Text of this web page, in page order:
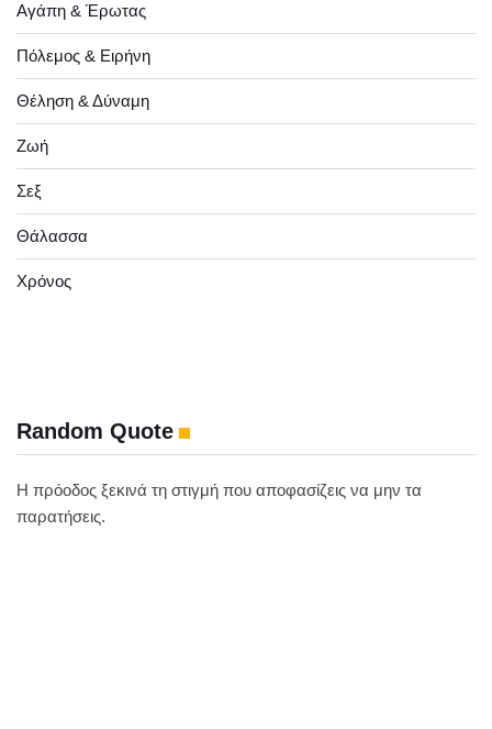
Αγάπη & Έρωτας
Πόλεμος & Ειρήνη
Θέληση & Δύναμη
Ζωή
Σεξ
Θάλασσα
Χρόνος
Random Quote
Η πρόοδος ξεκινά τη στιγμή που αποφασίζεις να μην τα
παρατήσεις.